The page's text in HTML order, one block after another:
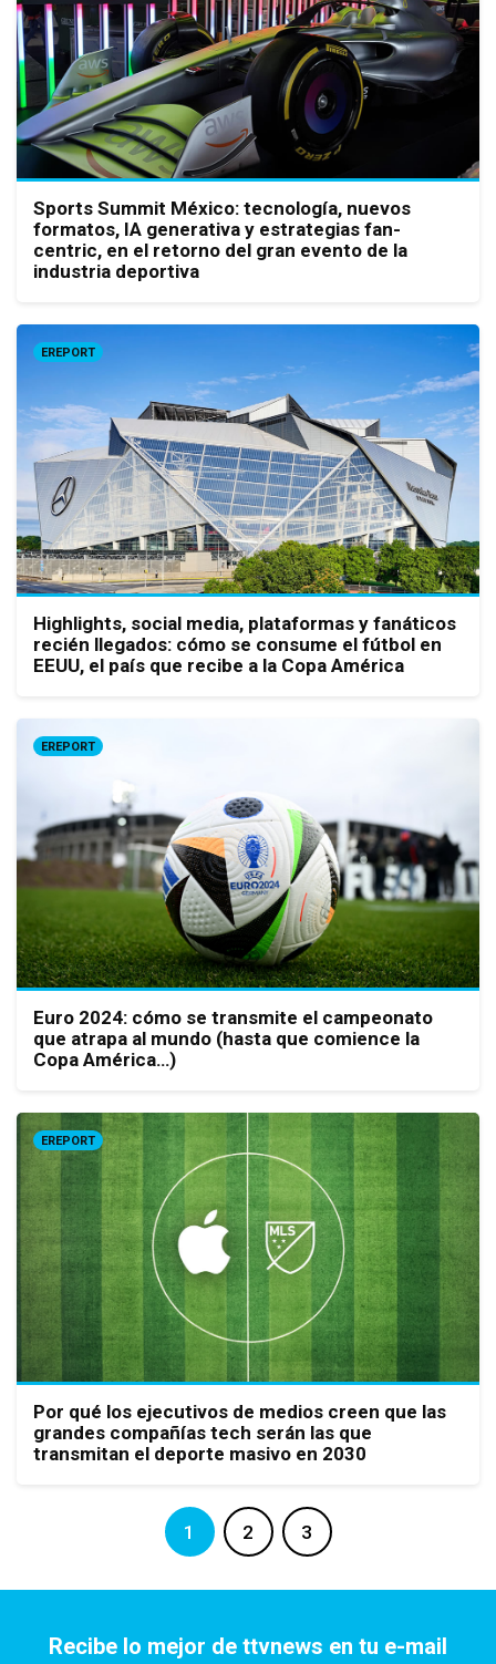
Sports Summit México: tecnología, nuevos
formatos, IA generativa y estrategias fan-
centric, en el retorno del gran evento de la
industria deportiva
EREPORT
Highlights, social media, plataformas y fanáticos
recién llegados: cómo se consume el fútbol en
EEUU, el país que recibe a la Copa América
EREPORT
Euro 2024: cómo se transmite el campeonato
que atrapa al mundo (hasta que comience la
Copa América…)
EREPORT
Por qué los ejecutivos de medios creen que las
grandes compañías tech serán las que
transmitan el deporte masivo en 2030
1 2 3
Recibe lo mejor de ttvnews en tu e-mail